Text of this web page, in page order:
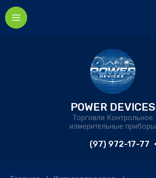
POWER DEVICES
Торговля Контрольное
измерительные приборы
(97) 972-17-77